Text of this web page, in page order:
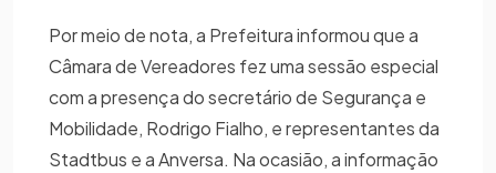
Por meio de nota, a Prefeitura informou que a
Câmara de Vereadores fez uma sessão especial
com a presença do secretário de Segurança e
Mobilidade, Rodrigo Fialho, e representantes da
Stadtbus e a Anversa. Na ocasião, a informação